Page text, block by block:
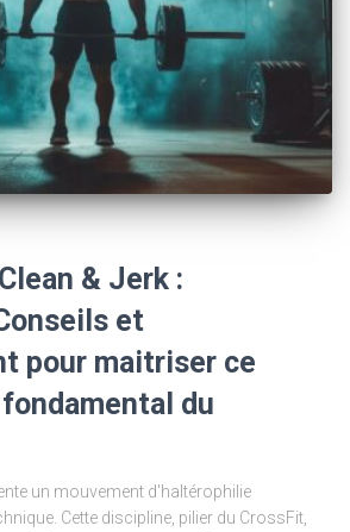
& Jerk :
et
pour maitriser ce
du
un mouvement d'haltérophilie
Cette discipline, pilier du CrossFit,